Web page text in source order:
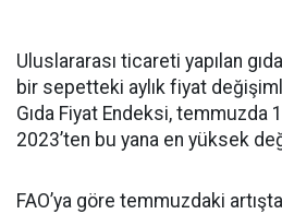
Uluslararası ticareti yapılan
bir sepetteki aylık fiyat
Gıda Fiyat Endeksi, temmuzda
2023’ten bu yana en yüksek
FAO’ya göre temmuzdaki